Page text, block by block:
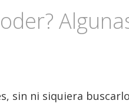
sin ni siquiera